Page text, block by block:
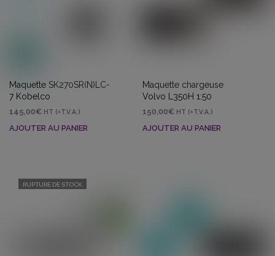
Maquette SK270SR(N)LC-
7 Kobelco
145,00€ HT (+T.V.A.)
AJOUTER AU PANIER
Maquette chargeuse
Volvo L350H 1:50
150,00€ HT (+T.V.A.)
AJOUTER AU PANIER
RUPTURE DE STOCK